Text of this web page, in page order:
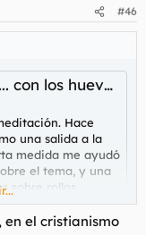
#46
huevos colgando.'
Hace
una salida a la
medida me ayudó
el tema, y una
sobre rollos
lo que me
y pude
el cristianismo